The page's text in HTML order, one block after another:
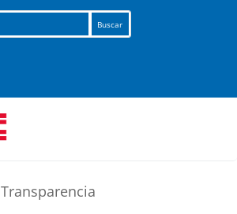
Transparencia